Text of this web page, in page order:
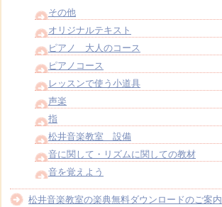
その他
オリジナルテキスト
ピアノ 大人のコース
ピアノコース
レッスンで使う小道具
声楽
指
松井音楽教室 設備
音に関して・リズムに関しての教材
音を覚えよう
松井音楽教室の楽典無料ダウンロードのご案内